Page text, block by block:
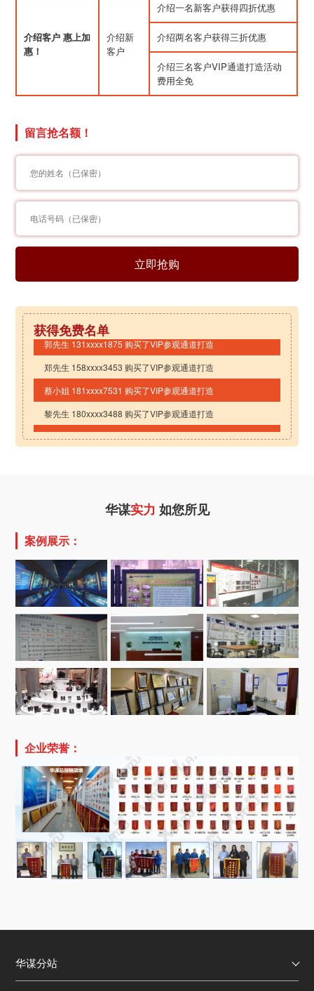
介绍客户 惠上加
惠！
介绍新
客户
介绍一名新客户获得四折优惠
介绍两名客户获得三折优惠
介绍三名客户VIP通道打造活动
费用全免
留言抢名额！
获得免费名单
林小姐 181xxxx3451 购买了VIP参观通道打造
冯小姐 150xxxx2390 购买了VIP参观通道打造
郭先生 131xxxx1875 购买了VIP参观通道打造
郑先生 158xxxx3453 购买了VIP参观通道打造
蔡小姐 181xxxx7531 购买了VIP参观通道打造
黎先生 180xxxx3488 购买了VIP参观通道打造
唐小姐 156xxxx4567 购买了VIP参观通道打造
李先生 158xxxx4561 购买了VIP参观通道打造
陈先生 182xxxx7861 购买了VIP参观通道打造
林小姐 181xxxx3451 购买了VIP参观通道打造
冯小姐 150xxxx2390 购买了VIP参观通道打造
郑小姐 136xxxx1023 购买了VIP参观通道打造
郭先生 131xxxx1875 购买了VIP参观通道打造
郑先生 158xxxx3453 购买了VIP参观通道打造
华谋实力 如您所见
案例展示：
企业荣誉：
华谋分站